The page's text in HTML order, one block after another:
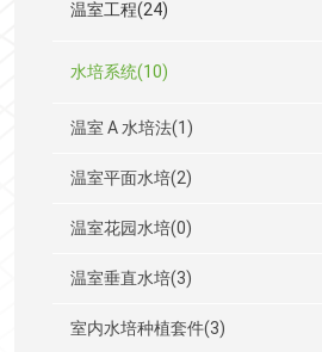
温室工程(24)
水培系统(10)
温室 A 水培法(1)
温室平面水培(2)
温室花园水培(0)
温室垂直水培(3)
室内水培种植套件(3)